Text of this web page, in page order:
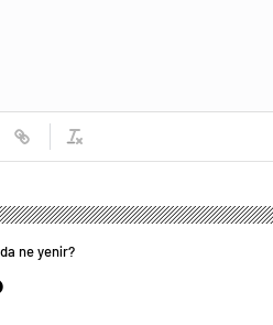
ne yenir?